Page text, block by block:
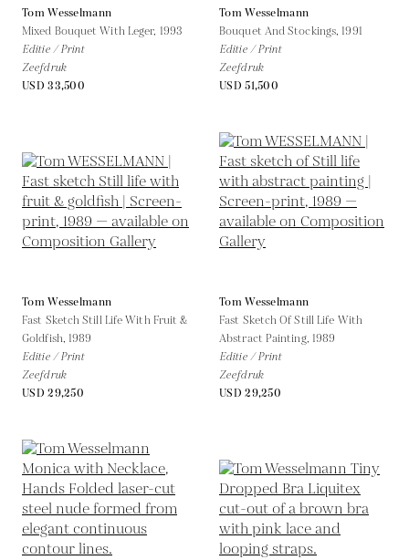
Tom Wesselmann
Mixed Bouquet With Leger, 1993
Editie / Print
Zeefdruk
USD 33,500
Tom Wesselmann
Bouquet And Stockings,1991
Editie / Print
Zeefdruk
USD 51,500
Tom Wesselmann
Fast Sketch Still Life With Fruit &
Goldfish, 1989
Editie / Print
Zeefdruk
USD 29,250
Tom Wesselmann
Fast Sketch Of Still Life With
Abstract Painting, 1989
Editie / Print
Zeefdruk
USD 29,250